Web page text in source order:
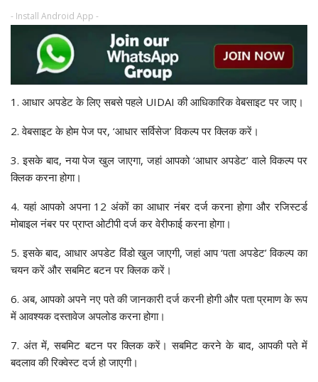
- Install Android App -
1. आधार अपडेट के लिए सबसे पहले UIDAI की आधिकारिक वेबसाइट पर जाए।
2. वेबसाइट के होम पेज पर, ‘आधार सर्विसेज’ विकल्प पर क्लिक करें।
3. इसके बाद, नया पेज खुल जाएगा, जहां आपको ‘आधार अपडेट’ वाले विकल्प पर
क्लिक करना होगा।
4. यहां आपको अपना 12 अंकों का आधार नंबर दर्ज करना होगा और रजिस्टर्ड
मोबाइल नंबर पर प्राप्त ओटीपी दर्ज कर वेरीफाई करना होगा।
5. इसके बाद, आधार अपडेट विंडो खुल जाएगी, जहां आप ‘पता अपडेट’ विकल्प का
चयन करें और सबमिट बटन पर क्लिक करें।
6. अब, आपको अपने नए पते की जानकारी दर्ज करनी होगी और पता प्रमाण के रूप
में आवश्यक दस्तावेज अपलोड करना होगा।
7. अंत में, सबमिट बटन पर क्लिक करें। सबमिट करने के बाद, आपकी पते में
बदलाव की रिक्वेस्ट दर्ज हो जाएगी।